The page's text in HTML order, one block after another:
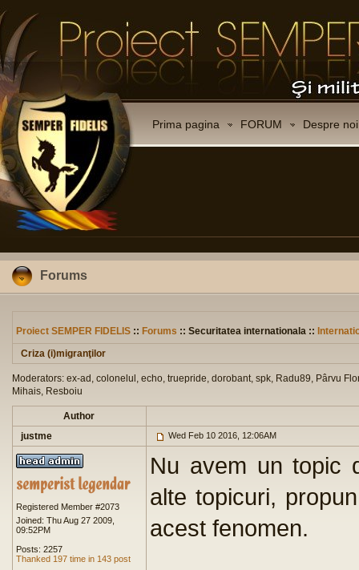
Prima pagina FORUM Despre noi
Forums
Proiect SEMPER FIDELIS :: Forums :: Securitatea internationala ::
Criza (i)migranţilor
Moderators: ex-ad, colonelul, echo, truepride, dorobant, spk, Radu89, Pârvu
Mihais, Resboiu
Author
justme
Wed Feb 10 2016, 12:06AM
Registered Member #2073
Joined: Thu Aug 27 2009,
09:52PM
Posts: 2257
Thanked 197 time in 143 post
Nu avem un topic
alte topicuri,
acest fenomen.